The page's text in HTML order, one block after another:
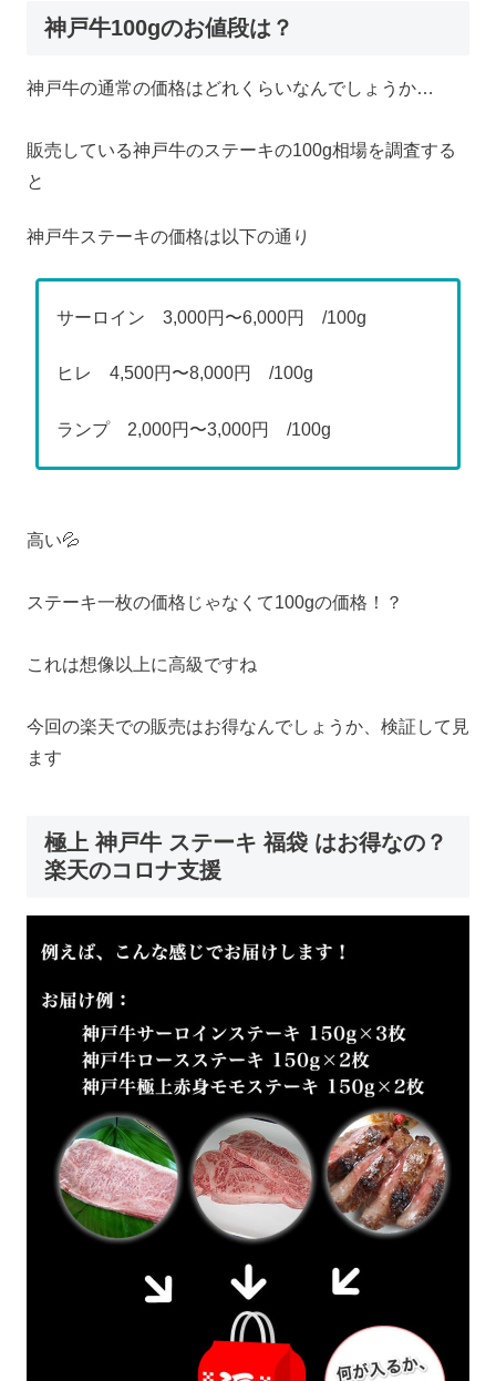
神戸牛100gのお値段は？
神戸牛の通常の価格はどれくらいなんでしょうか…
販売している神戸牛のステーキの100g相場を調査する
と
神戸牛ステーキの価格は以下の通り
サーロイン 3,000円〜6,000円 /100g
ヒレ 4,500円〜8,000円 /100g
ランプ 2,000円〜3,000円 /100g
高い💦
ステーキ一枚の価格じゃなくて100gの価格！？
これは想像以上に高級ですね
今回の楽天での販売はお得なんでしょうか、検証して見
ます
極上 神戸牛 ステーキ 福袋 はお得なの？
楽天のコロナ支援